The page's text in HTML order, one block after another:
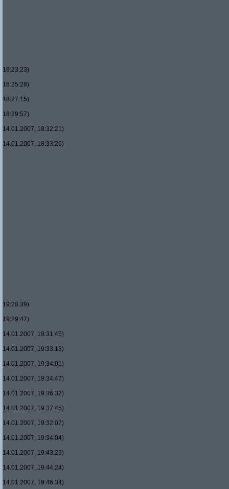
18:23:23)
18:25:28)
18:27:15)
18:29:57)
14.01.2007, 18:32:21)
14.01.2007, 18:33:26)
19:28:39)
19:29:47)
14.01.2007, 19:31:45)
14.01.2007, 19:33:13)
14.01.2007, 19:34:01)
14.01.2007, 19:34:47)
14.01.2007, 19:36:32)
14.01.2007, 19:37:45)
14.01.2007, 19:32:07)
14.01.2007, 19:34:04)
14.01.2007, 19:43:23)
14.01.2007, 19:44:24)
14.01.2007, 19:46:34)